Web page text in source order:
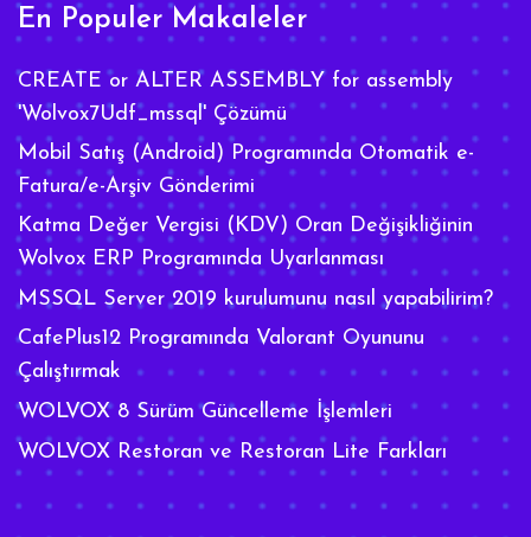
En Populer Makaleler
CREATE or ALTER ASSEMBLY for assembly
'Wolvox7Udf_mssql' Çözümü
Mobil Satış (Android) Programında Otomatik e-
Fatura/e-Arşiv Gönderimi
Katma Değer Vergisi (KDV) Oran Değişikliğinin
Wolvox ERP Programında Uyarlanması
MSSQL Server 2019 kurulumunu nasıl yapabilirim?
CafePlus12 Programında Valorant Oyununu
Çalıştırmak
WOLVOX 8 Sürüm Güncelleme İşlemleri
WOLVOX Restoran ve Restoran Lite Farkları